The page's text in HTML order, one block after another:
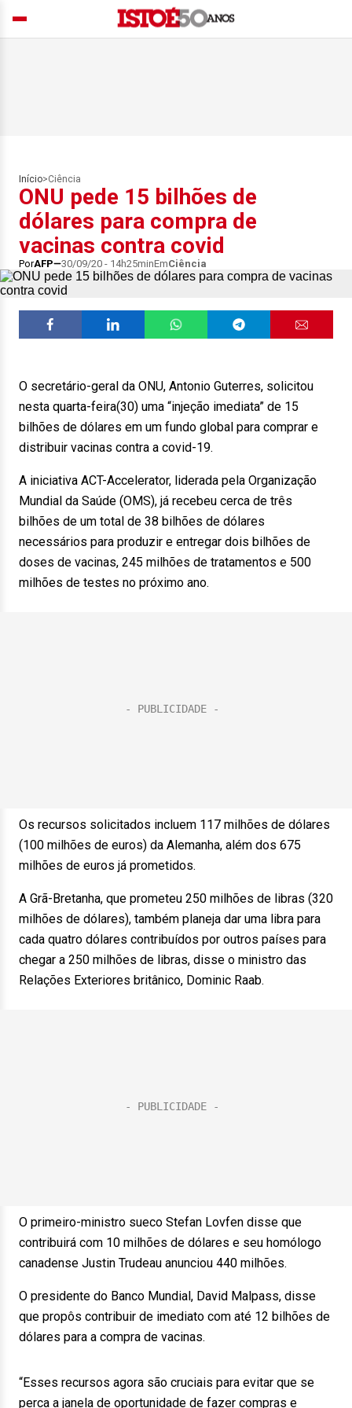
Início>Ciência
ONU pede 15 bilhões de
dólares para compra de
vacinas contra covid
PorAFP 30/09/20 - 14h25minEmCiência
O secretário-geral da ONU, Antonio Guterres, solicitou
nesta quarta-feira(30) uma “injeção imediata” de 15
bilhões de dólares em um fundo global para comprar e
distribuir vacinas contra a covid-19.
A iniciativa ACT-Accelerator, liderada pela Organização
Mundial da Saúde (OMS), já recebeu cerca de três
bilhões de um total de 38 bilhões de dólares
necessários para produzir e entregar dois bilhões de
doses de vacinas, 245 milhões de tratamentos e 500
milhões de testes no próximo ano.
Os recursos solicitados incluem 117 milhões de dólares
(100 milhões de euros) da Alemanha, além dos 675
milhões de euros já prometidos.
A Grã-Bretanha, que prometeu 250 milhões de libras (320
milhões de dólares), também planeja dar uma libra para
cada quatro dólares contribuídos por outros países para
chegar a 250 milhões de libras, disse o ministro das
Relações Exteriores britânico, Dominic Raab.
O primeiro-ministro sueco Stefan Lovfen disse que
contribuirá com 10 milhões de dólares e seu homólogo
canadense Justin Trudeau anunciou 440 milhões.
O presidente do Banco Mundial, David Malpass, disse
que propôs contribuir de imediato com até 12 bilhões de
dólares para a compra de vacinas.
“Esses recursos agora são cruciais para evitar que se
perca a janela de oportunidade de fazer compras e